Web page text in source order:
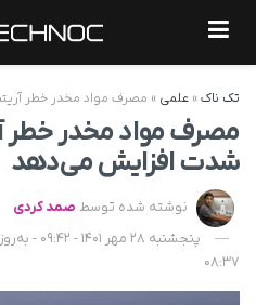
تک ناک» علمی » مصرف مواد مخدر خطر
مصرف مواد مخدر خطر
شدت افزایش می‌دهد
نوشته شده توسط صمد کردی
08:37